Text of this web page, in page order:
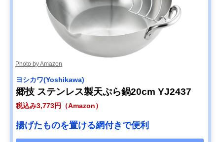
Photo by Amazon
ヨシカワ(Yoshikawa)
郷技 ステンレス製天ぷら鍋20cm YJ2437
税込み3,773円（Amazon）
揚げたものを置ける網付きで便利